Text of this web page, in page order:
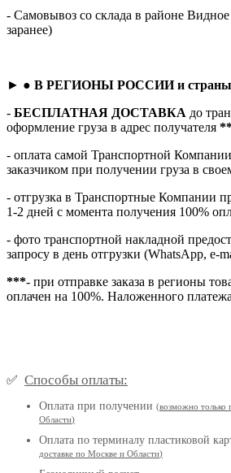
- Самовывоз со склада в районе
заранее)
► ● В РЕГИОНЫ РОССИИ и
- БЕСПЛАТНАЯ ДОСТАВКА до
оформление груза в адрес получателя
- оплата самой Транспортной
заказчиком при получении груза в
- отгрузка в Транспортные Компании
1-2 дней с момента получения 100%
- фото транспортной накладной
запросу в день отгрузки (WhatsApp, e-
***- при отправке заказа в регионы
оплачен на 100%. Наложенного
✅ Способы оплаты:
Оплата при получении (возможно только
Области)
Оплата по терминалу пластиковой
доставке по Москве и Области)